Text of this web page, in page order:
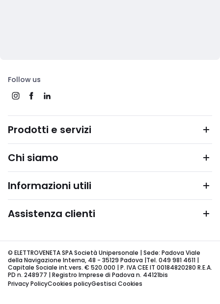
Follow us
Prodotti e servizi
Chi siamo
Informazioni utili
Assistenza clienti
© ELETTROVENETA SPA Società Unipersonale | Sede: Padova Viale
della Navigazione Interna, 48 - 35129 Padova |Tel. 049 981 4611 |
Capitale Sociale int.vers. € 520.000 | P. IVA CEE IT 00184820280 R.E.A.
PD n. 248977 | Registro Imprese di Padova n. 44121bis
Privacy PolicyCookies policyGestisci Cookies